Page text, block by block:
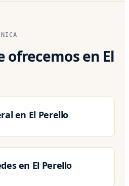
ofrecemos en El
en El Perello
en El Perello